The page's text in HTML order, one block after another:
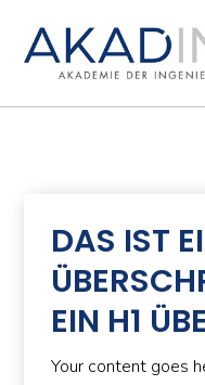
DAS IST
EIN H1
Your content goes